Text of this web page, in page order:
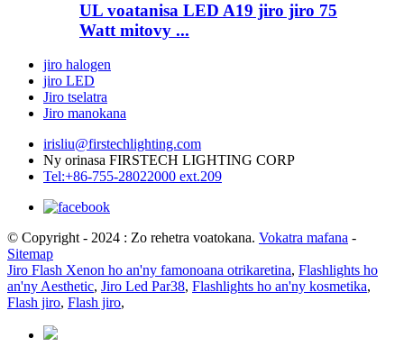
UL voatanisa LED A19 jiro jiro 75
Watt mitovy ...
jiro halogen
jiro LED
Jiro tselatra
Jiro manokana
irisliu@firstechlighting.com
Ny orinasa FIRSTECH LIGHTING CORP
Tel:+86-755-28022000 ext.209
© Copyright - 2024 : Zo rehetra voatokana. Vokatra mafana -
Sitemap
Jiro Flash Xenon ho an'ny famonoana otrikaretina, Flashlights ho
an'ny Aesthetic, Jiro Led Par38, Flashlights ho an'ny kosmetika,
Flash jiro, Flash jiro,